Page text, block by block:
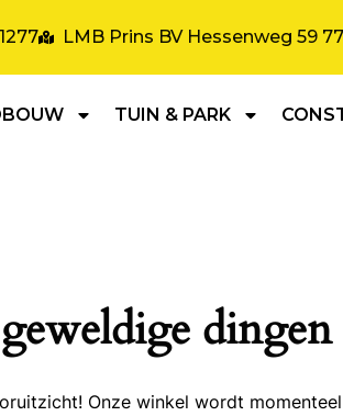
LMB Prins BV Hessenweg 59
TUIN & PARK
Onze winkel wordt